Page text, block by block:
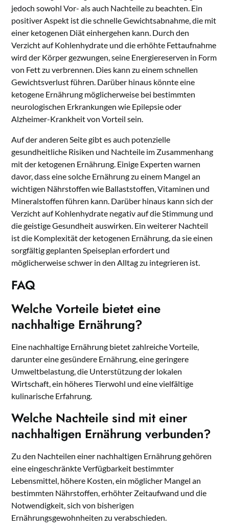
jedoch sowohl Vor- als auch Nachteile zu beachten. Ein
positiver Aspekt ist die schnelle Gewichtsabnahme, die mit
einer ketogenen Diät einhergehen kann. Durch den
Verzicht auf Kohlenhydrate und die erhöhte Fettaufnahme
wird der Körper gezwungen, seine Energiereserven in Form
von Fett zu verbrennen. Dies kann zu einem schnellen
Gewichtsverlust führen. Darüber hinaus könnte eine
ketogene Ernährung möglicherweise bei bestimmten
neurologischen Erkrankungen wie Epilepsie oder
Alzheimer-Krankheit von Vorteil sein.
Auf der anderen Seite gibt es auch potenzielle
gesundheitliche Risiken und Nachteile im Zusammenhang
mit der ketogenen Ernährung. Einige Experten warnen
davor, dass eine solche Ernährung zu einem Mangel an
wichtigen Nährstoffen wie Ballaststoffen, Vitaminen und
Mineralstoffen führen kann. Darüber hinaus kann sich der
Verzicht auf Kohlenhydrate negativ auf die Stimmung und
die geistige Gesundheit auswirken. Ein weiterer Nachteil
ist die Komplexität der ketogenen Ernährung, da sie einen
sorgfältig geplanten Speiseplan erfordert und
möglicherweise schwer in den Alltag zu integrieren ist.
FAQ
Welche Vorteile bietet eine
nachhaltige Ernährung?
Eine nachhaltige Ernährung bietet zahlreiche Vorteile,
darunter eine gesündere Ernährung, eine geringere
Umweltbelastung, die Unterstützung der lokalen
Wirtschaft, ein höheres Tierwohl und eine vielfältige
kulinarische Erfahrung.
Welche Nachteile sind mit einer
nachhaltigen Ernährung verbunden?
Zu den Nachteilen einer nachhaltigen Ernährung gehören
eine eingeschränkte Verfügbarkeit bestimmter
Lebensmittel, höhere Kosten, ein möglicher Mangel an
bestimmten Nährstoffen, erhöhter Zeitaufwand und die
Notwendigkeit, sich von bisherigen
Ernährungsgewohnheiten zu verabschieden.